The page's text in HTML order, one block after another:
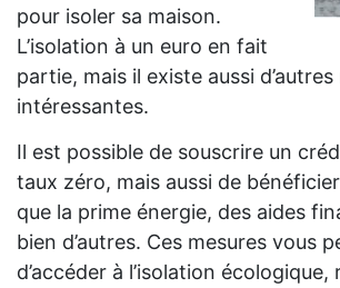
pour isoler sa maison.
L’isolation à un euro en fait
partie, mais il existe aussi d’autres
intéressantes.
Il est possible de souscrire un
taux zéro, mais aussi de bénéficier
que la prime énergie, des aides
bien d’autres. Ces mesures vous
d’accéder à l’isolation écologique,